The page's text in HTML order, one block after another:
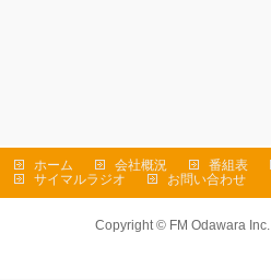
ホーム 会社概況 番組表
サイマルラジオ
お問い合わせ
Copyright © FM Odawara Inc.